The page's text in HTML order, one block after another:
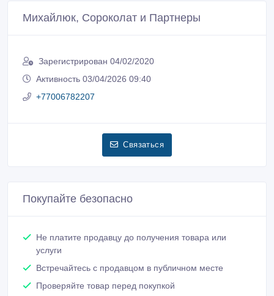
Михайлюк, Сороколат и Партнеры
Зарегистрирован 04/02/2020
Активность 03/04/2026 09:40
+77006782207
Связаться
Покупайте безопасно
Не платите продавцу до получения товара или
услуги
Встречайтесь с продавцом в публичном месте
Проверяйте товар перед покупкой